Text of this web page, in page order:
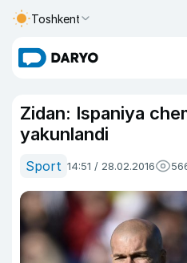
Toshkent
Zidan: Ispaniya
yakunlandi
Sport 14:51 / 28.02.2016